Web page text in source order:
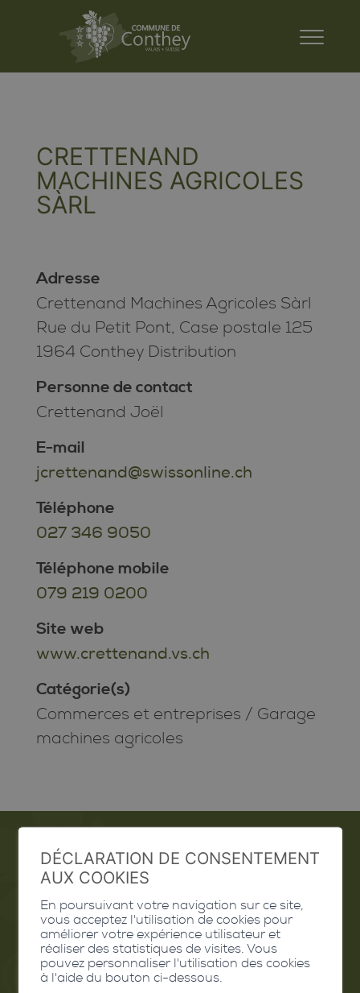
CRETTENAND
MACHINES AGRICOLES
SÀRL
Adresse
Crettenand Machines Agricoles Sàrl
Rue du Petit Pont, Case postale 125
1964 Conthey Distribution
Personne de contact
Crettenand Joël
E-mail
jcrettenand@swissonline.ch
Téléphone
027 346 9050
Téléphone mobile
079 219 0200
Site web
www.crettenand.vs.ch
Catégorie(s)
Commerces et entreprises / Garage
machines agricoles
Emploi
Contact
Extranet
Valais Excellence
DÉCLARATION DE CONSENTEMENT
AUX COOKIES
En poursuivant votre navigation sur ce site,
vous acceptez l'utilisation de cookies pour
améliorer votre expérience utilisateur et
réaliser des statistiques de visites. Vous
pouvez personnaliser l'utilisation des cookies
à l'aide du bouton ci-dessous.